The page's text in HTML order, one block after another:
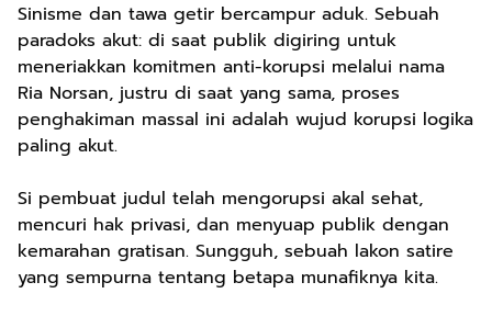
Sinisme dan tawa getir bercampur aduk. Sebuah
paradoks akut: di saat publik digiring untuk
meneriakkan komitmen anti-korupsi melalui nama
Ria Norsan, justru di saat yang sama, proses
penghakiman massal ini adalah wujud korupsi logika
paling akut.
Si pembuat judul telah mengorupsi akal sehat,
mencuri hak privasi, dan menyuap publik dengan
kemarahan gratisan. Sungguh, sebuah lakon satire
yang sempurna tentang betapa munafiknya kita.